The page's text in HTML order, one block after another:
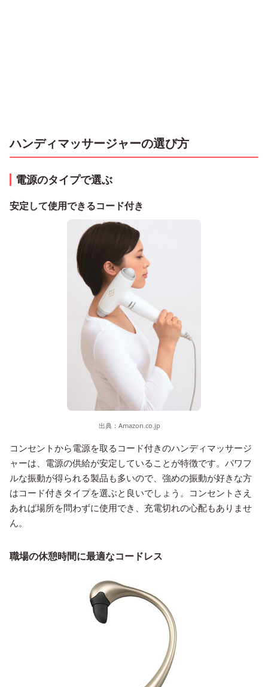
ハンディマッサージャーの選び方
電源のタイプで選ぶ
安定して使用できるコード付き
出典： Amazon.co.jp
コンセントから電源を取るコード付きのハンディマッサージ
ャーは、電源の供給が安定していることが特徴です。パワフ
ルな振動が得られる製品も多いので、強めの振動が好きな方
はコード付きタイプを選ぶと良いでしょう。コンセントさえ
あれば場所を問わずに使用でき、充電切れの心配もありませ
ん。
職場の休憩時間に最適なコードレス